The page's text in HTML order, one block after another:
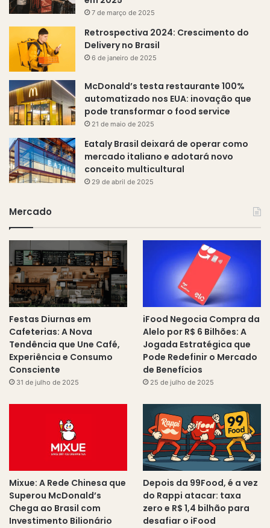
7 de março de 2025
Retrospectiva 2024: Crescimento do
Delivery no Brasil
6 de janeiro de 2025
McDonald’s testa restaurante 100%
automatizado nos EUA: inovação que
pode transformar o food service
21 de maio de 2025
Eataly Brasil deixará de operar como
mercado italiano e adotará novo
conceito multicultural
29 de abril de 2025
Mercado
Festas Diurnas em
Cafeterias: A Nova
Tendência que Une Café,
Experiência e Consumo
Consciente
31 de julho de 2025
iFood Negocia Compra da
Alelo por R$ 6 Bilhões: A
Jogada Estratégica que
Pode Redefinir o Mercado
de Benefícios
25 de julho de 2025
Mixue: A Rede Chinesa que
Superou McDonald’s
Chega ao Brasil com
Investimento Bilionário
Depois da 99Food, é a vez
do Rappi atacar: taxa
zero e R$ 1,4 bilhão para
desafiar o iFood